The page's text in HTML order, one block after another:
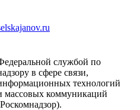
службой по
в сфере связи,
технологий
массовых коммуникаций